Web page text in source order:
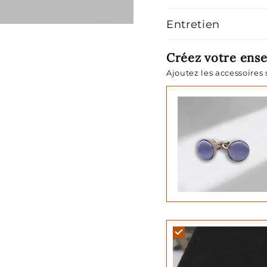
Entretien
Créez votre
Ajoutez les